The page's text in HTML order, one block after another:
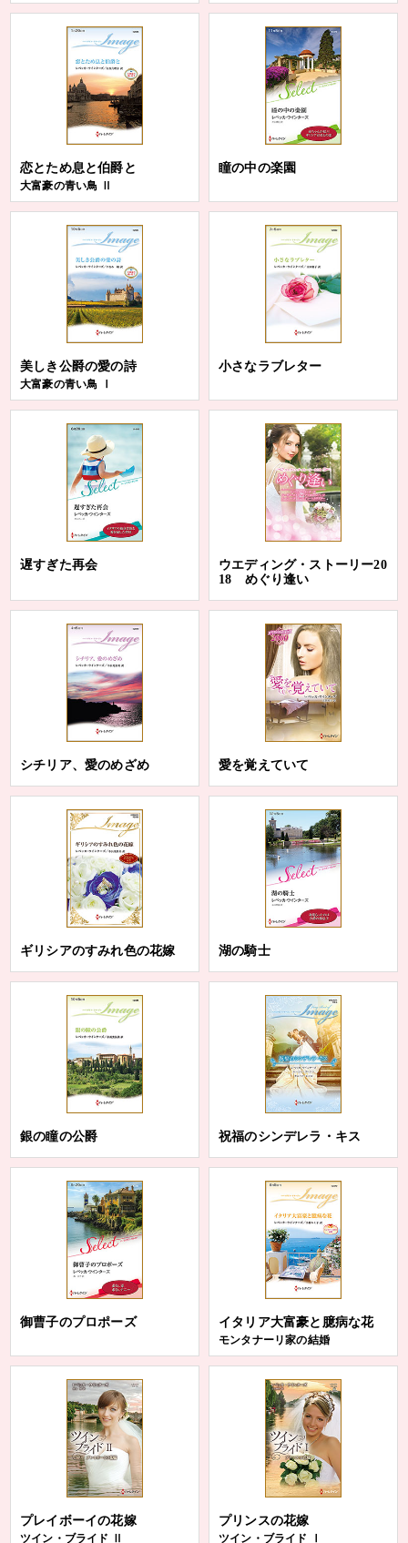
恋とため息と伯爵と
大富豪の青い鳥 Ⅱ
瞳の中の楽園
美しき公爵の愛の詩
大富豪の青い鳥 Ⅰ
小さなラブレター
遅すぎた再会
ウエディング・ストーリー20
18 めぐり逢い
シチリア、愛のめざめ 愛を覚えていて
ギリシアのすみれ色の花嫁 湖の騎士
銀の瞳の公爵 祝福のシンデレラ・キス
御曹子のプロポーズ イタリア大富豪と臆病な花
モンタナーリ家の結婚
プレイボーイの花嫁
ツイン・ブライド Ⅱ
プリンスの花嫁
ツイン・ブライド Ⅰ